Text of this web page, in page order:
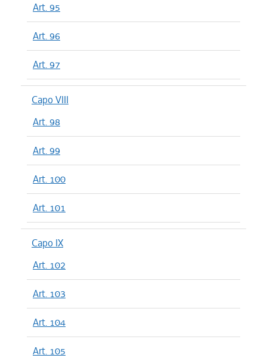
Art. 95
Art. 96
Art. 97
Capo VIII
Art. 98
Art. 99
Art. 100
Art. 101
Capo IX
Art. 102
Art. 103
Art. 104
Art. 105